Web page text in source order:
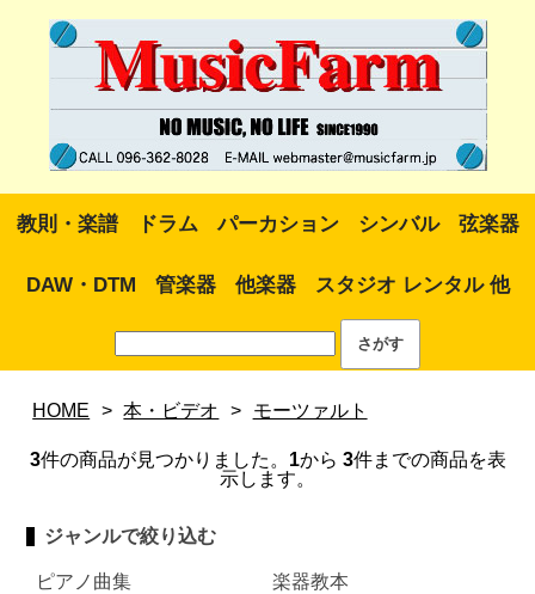
教則・楽譜 ドラム パーカション シンバル 弦楽器
DAW・DTM 管楽器 他楽器 スタジオ レンタル 他
HOME > 本・ビデオ > モーツァルト
3件の商品が見つかりました。 1から 3件までの商品を表
示します。
ジャンルで絞り込む
ピアノ曲集 楽器教本